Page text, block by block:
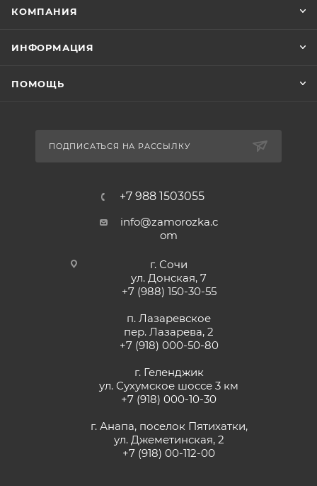
КОМПАНИЯ
ИНФОРМАЦИЯ
ПОМОЩЬ
ПОДПИСАТЬСЯ НА РАССЫЛКУ
+7 988 1503055
info@zamorozka.c
om
г. Сочи
ул. Донская, 7
+7 (988) 150-30-55
п. Лазаревское
пер. Лазарева, 2
+7 (918) 000-50-80
г. Геленджик
ул. Сухумское шоссе 3 км
+7 (918) 000-10-30
г. Анапа, поселок Пятихатки,
ул. Джеметинская, 2
+7 (918) 00-112-00